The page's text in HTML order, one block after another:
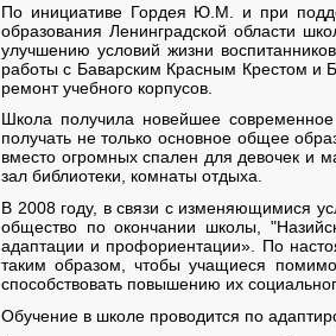
По инициативе Гордея Ю.М. и при
образования Ленинградской области
улучшению условий жизни
работы с Баварским Красным Крестом и
ремонт учебного корпусов.
Школа получила новейшее
получать не только основное общее
вместо огромных спален для девочек и
зал библиотеки, комнаты отдыха.
В 2008 году, в связи с изменяющимися
общество по окончании школы,
адаптации и профориентации». По
таким образом, чтобы учащиеся
способствовать повышению их
Обучение в школе проводится по